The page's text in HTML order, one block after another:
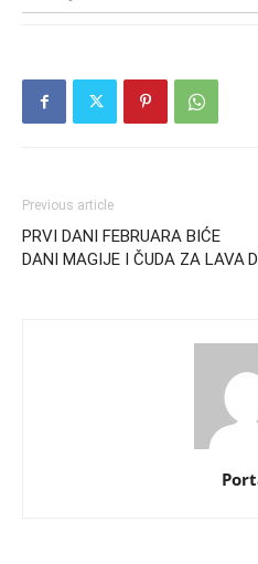
Previous article
PRVI DANI FEBRUARA BIĆE
DANI MAGIJE I ČUDA ZA LAVA